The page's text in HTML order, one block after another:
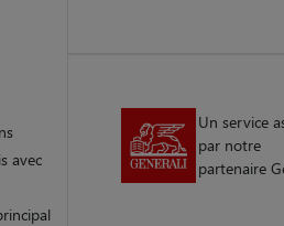
avec
Un service
par notre
partenaire